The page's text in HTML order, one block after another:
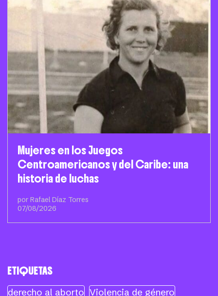
Mujeres en los Juegos
Centroamericanos y del Caribe: una
historia de luchas
por Rafael Díaz Torres
07/08/2026
ETIQUETAS
derecho al aborto Violencia de género